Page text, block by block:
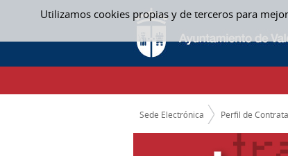
Utilizamos cookies propias y de terceros para
Saltar al contenido
ACTAS MESAS CONTRATACION
CAMINO DE MIGAS
Sede Electrónica Perfil de